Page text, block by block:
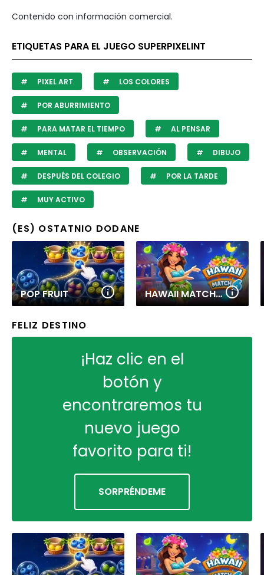
Contenido con información comercial.
ETIQUETAS PARA EL JUEGO SUPERPIXELINT
PIXEL ART LOS COLORES
POR ABURRIMIENTO
PARA MATAR EL TIEMPO AL PENSAR
MENTAL OBSERVACIÓN DIBUJO
DESPUÉS DEL COLEGIO POR LA TARDE
MUY ACTIVO
(ES) OSTATNIO DODANE
POP FRUIT HAWAII MATCH 6
FELIZ DESTINO
¡Haz clic en el
botón y
encontraremos tu
nuevo juego
favorito para ti!
SORPRÉNDEME